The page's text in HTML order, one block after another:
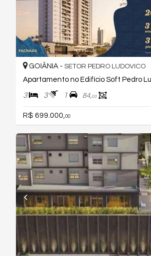
GOIÂNIA - SETOR PEDRO LUDOVICO
Apartamento no Edifício Soft Pedro
3 3 1 84,00
R$ 699.000,00